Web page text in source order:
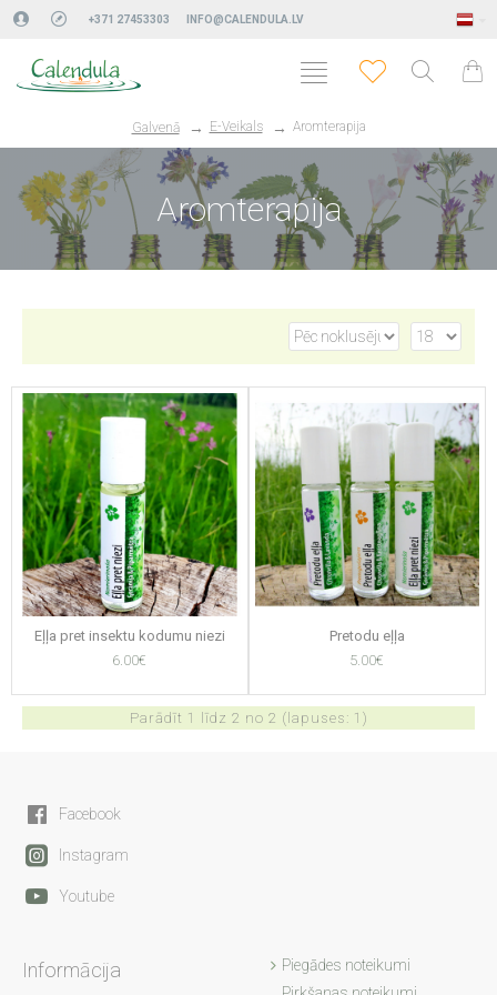
+371 27453303 INFO@CALENDULA.LV
Galvenā E-Veikals Aromterapija
Aromterapija
Eļļa pret insektu kodumu niezi
6.00€
Pretodu eļļa
5.00€
Parādīt 1 līdz 2 no 2 (lapuses: 1)
Facebook
Instagram
Youtube
Informācija
Piegādes noteikumi